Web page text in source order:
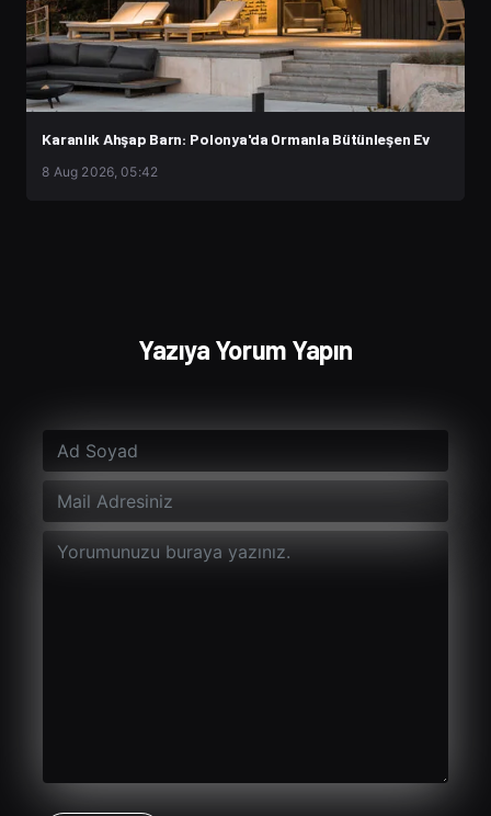
Karanlık Ahşap Barn: Polonya'da Ormanla Bütünleşen Ev
8 Aug 2026, 05:42
Yazıya Yorum Yapın